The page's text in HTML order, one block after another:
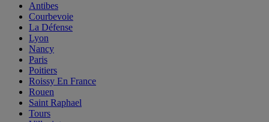
Antibes
Courbevoie
La Défense
Lyon
Nancy
Paris
Poitiers
Roissy En France
Rouen
Saint Raphael
Tours